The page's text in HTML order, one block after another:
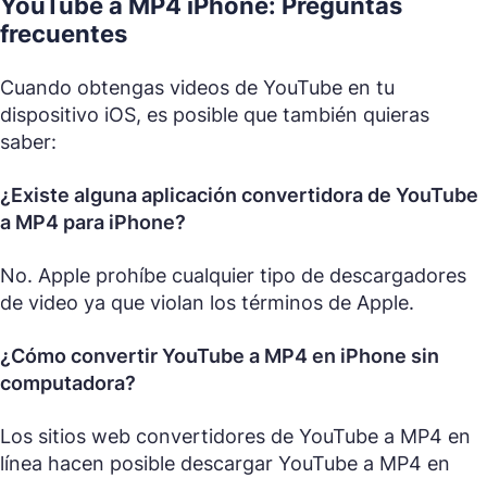
frecuentes
Cuando obtengas videos de YouTube en tu
dispositivo iOS, es posible que también quieras
saber:
¿Existe alguna aplicación convertidora de YouTube
a MP4 para iPhone?
No. Apple prohíbe cualquier tipo de descargadores
de video ya que violan los términos de Apple.
¿Cómo convertir YouTube a MP4 en iPhone sin
computadora?
Los sitios web convertidores de YouTube a MP4 en
línea hacen posible descargar YouTube a MP4 en